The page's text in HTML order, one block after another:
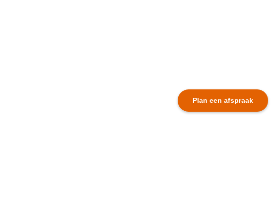
Plan een afspraak